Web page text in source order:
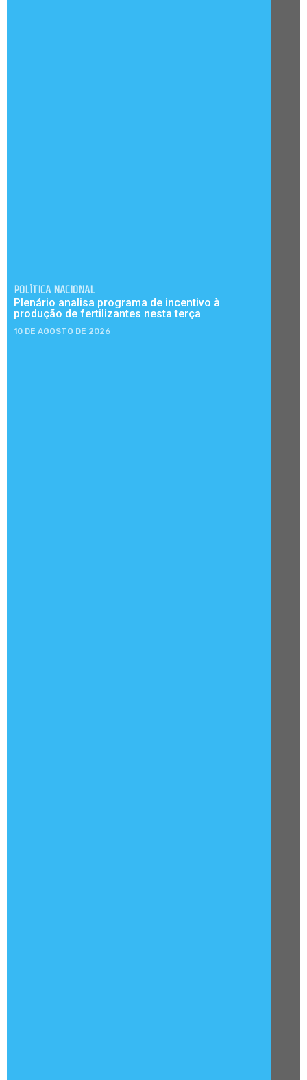
POLÍTICA NACIONAL
Plenário analisa programa de incentivo à
produção de fertilizantes nesta terça
10 DE AGOSTO DE 2026